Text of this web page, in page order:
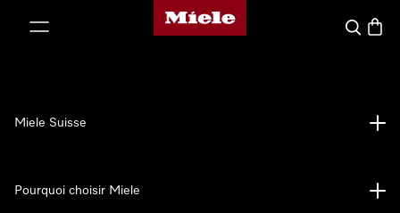
Page d'accueil de Miele
Search
Miele Suisse
Pourquoi choisir Miele